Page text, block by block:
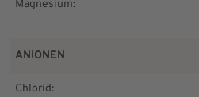
Magnesium:
ANIONEN
Chlorid: